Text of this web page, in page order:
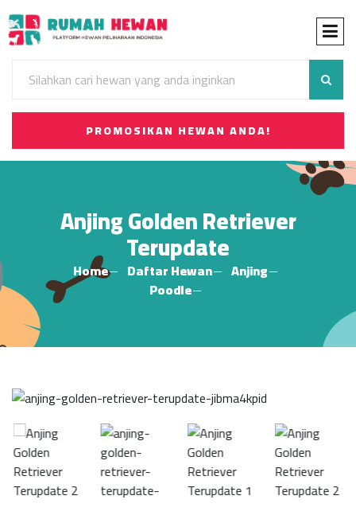
PROMOSIKAN HEWAN ANDA!
Anjing Golden Retriever
Terupdate
Home Daftar Hewan
Anjing
Poodle